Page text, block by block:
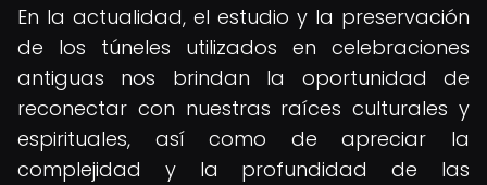
En la actualidad, el estudio y la preservación
de los túneles utilizados en celebraciones
antiguas nos brindan la oportunidad de
reconectar con nuestras raíces culturales y
espirituales, así como de apreciar la
complejidad y la profundidad de las